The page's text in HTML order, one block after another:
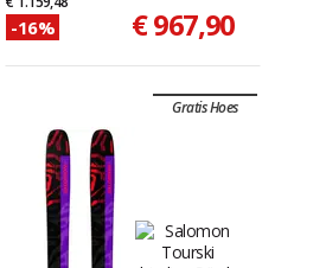
-16% € 967,90
Gratis Hoes